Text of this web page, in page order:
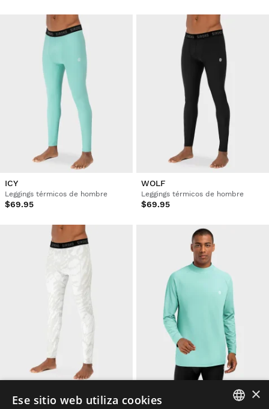
ICY
Leggings térmicos de hombre
$69.95
WOLF
Leggings térmicos de hombre
$69.95
Leggings térmicos de hombre Camiseta interior térmica hombre
×
Ese sitio web utiliza cookies